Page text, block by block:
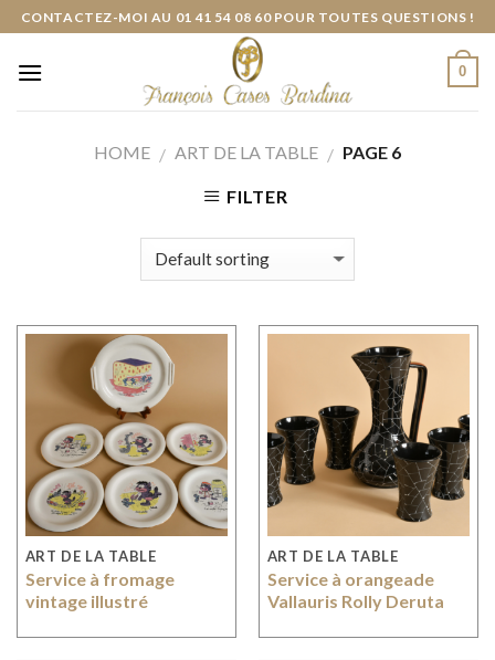
Skip
content
CONTACTEZ-MOI AU 01 41 54 08 60 POUR TOUTES QUESTIONS !
0
HOME / ART DE LA TABLE / PAGE 6
FILTER
ART DE LA TABLE
Service à fromage
vintage illustré
ART DE LA TABLE
Service à orangeade
Vallauris Rolly Deruta